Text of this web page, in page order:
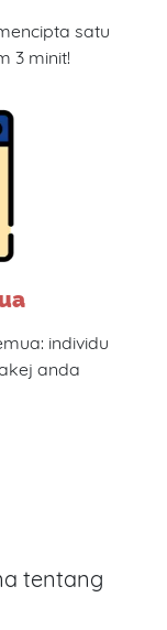
satu
3 minit!
individu
anda
tentang